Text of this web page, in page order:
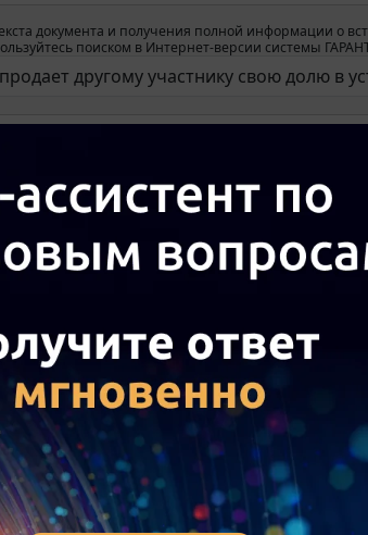
документа и получения полной информации о
поиском в Интернет-версии системы